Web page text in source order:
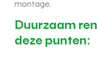
montage.
Duurzaam
deze punten: